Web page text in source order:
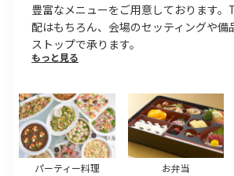
豊富なメニューをご用意しております。
配はもちろん、会場のセッティングや備
ストップで承ります。
もっと見る
パーティー料理 お弁当